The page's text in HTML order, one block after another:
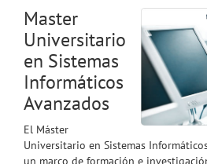
Master
Universitario
en Sistemas
Informáticos
Avanzados
El Máster
Universitario en Sistemas
un marco de formación e